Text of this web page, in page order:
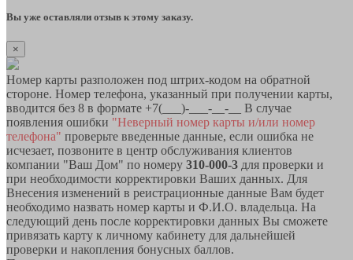
Вы уже оставляли отзыв к этому заказу.
×
Номер карты разположен под штрих-кодом на обратной
стороне. Номер телефона, указанный при получении карты,
вводится без 8 в формате +7(___)-___-__-__ В случае
появления ошибки "Неверный номер карты и/или номер
телефона" проверьте введенные данные, если ошибка не
исчезает, позвоните в центр обслуживания клиентов
компании "Ваш Дом" по номеру 310-000-3 для проверки и
при необходимости корректировки Ваших данных. Для
Внесения изменений в реистрационные данные Вам будет
необходимо назвать номер карты и Ф.И.О. владельца. На
следующий день после корректировки данных Вы сможете
привязать карту к личному кабинету для дальнейшей
проверки и накопления бонусных баллов.